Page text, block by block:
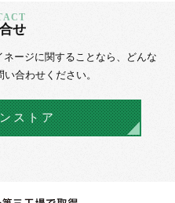
せ
ネージに関することなら、
どんな
合わせください。
ストア